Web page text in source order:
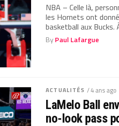
NBA – Celle là,
les Hornets ont
basketball aux Bucks.
ByPaul Lafargue
ACTUALITÉS / 4 ans ago
LaMelo Ball
no-look pass